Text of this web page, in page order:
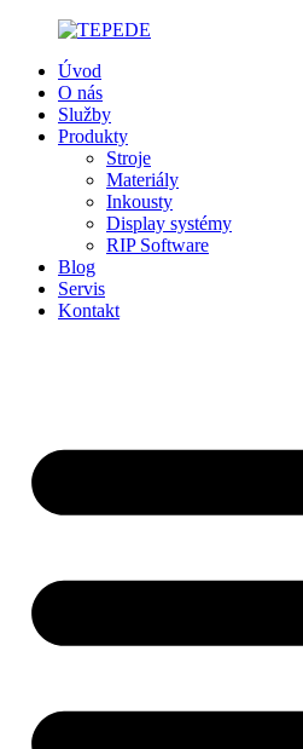
Preskočiť
obsah
Úvod
O nás
Služby
Produkty
Stroje
Materiály
Inkousty
Display systémy
RIP Software
Blog
Servis
Kontakt